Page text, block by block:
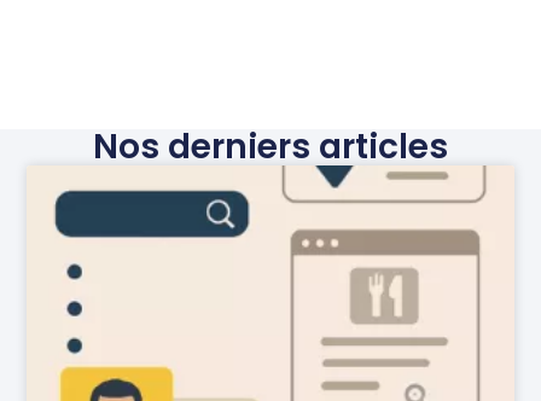
Nos derniers articles